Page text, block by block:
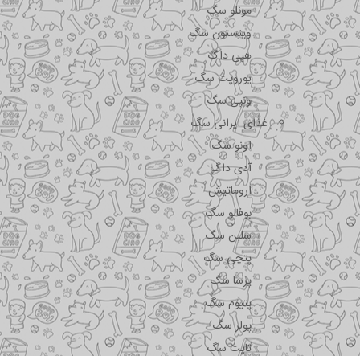
مونلو سگ
وینستون سگ
هپی داگ
یوروپت سگ
ونپی سگ
غذای ایرانی سگ
اونو سگ
آدی داگ
اروماتیش
بوفالو سگ
سلبن سگ
پتچی سگ
پرسا سگ
پتیوم سگ
پولر سگ
تاپت سگ